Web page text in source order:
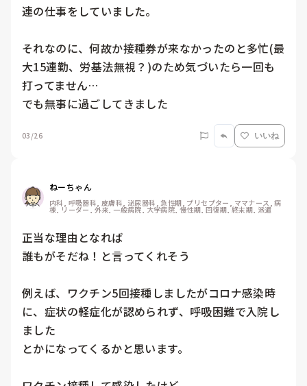
連の仕事をしていました。
それなのに、何故か接種券が来なかったのと多忙(最
大15連勤、労基法無視？)のため気づいたら一回も
打ってません…
でも無事に過ごしてきました
03/26 いいね
ねーちゃん
内科, 呼吸器科, 皮膚科, 泌尿器科, 急性期, プリセプター, ママナース, 病
棟, リーダー, 外来, 一般病院, 大学病院, 慢性期, 回復期, 終末期, 派遣
正当な理由となれば
誰もがそだね！と言ってくれそう
例えば、ワクチン5回接種しましたがコロナ感染時
に、症状の軽症化が認められず、呼吸困難で入院し
ました
とかになってくるかと思います。